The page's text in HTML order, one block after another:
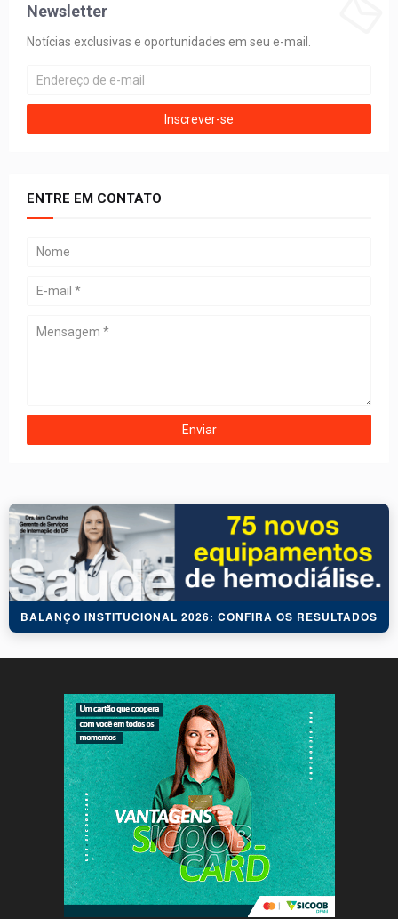
Newsletter
Notícias exclusivas e oportunidades em seu e-mail.
ENTRE EM CONTATO
BALANÇO INSTITUCIONAL 2026: CONFIRA OS RESULTADOS